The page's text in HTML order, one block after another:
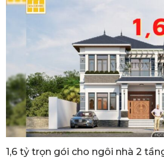
1,6 tỷ trọn gói cho ngôi nhà 2